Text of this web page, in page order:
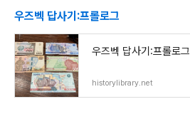
우즈벡 답사기:프롤로그
우즈벡 답사기:프롤로그
historylibrary.net